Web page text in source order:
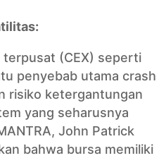
terpusat (CEX) seperti
penyebab utama crash
risiko ketergantungan
yang seharusnya
John Patrick
bahwa bursa memiliki